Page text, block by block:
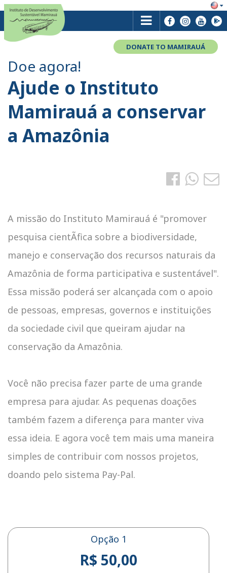
DONATE TO MAMIRAUÁ
Doe agora!
Ajude o Instituto
Mamirauá a conservar
a Amazônia
A missão do Instituto Mamirauá é "promover
pesquisa cientÃ­fica sobre a biodiversidade,
manejo e conservação dos recursos naturais da
Amazônia de forma participativa e sustentável".
Essa missão poderá ser alcançada com o apoio
de pessoas, empresas, governos e instituições
da sociedade civil que queiram ajudar na
conservação da Amazônia.
Você não precisa fazer parte de uma grande
empresa para ajudar. As pequenas doações
também fazem a diferença para manter viva
essa ideia. E agora você tem mais uma maneira
simples de contribuir com nossos projetos,
doando pelo sistema Pay-Pal.
Opção 1
R$ 50,00